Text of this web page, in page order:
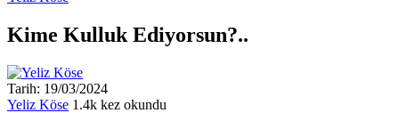
Kime Kulluk Ediyorsun?..
Tarih: 19/03/2024
Yeliz Köse 1.4k kez okundu